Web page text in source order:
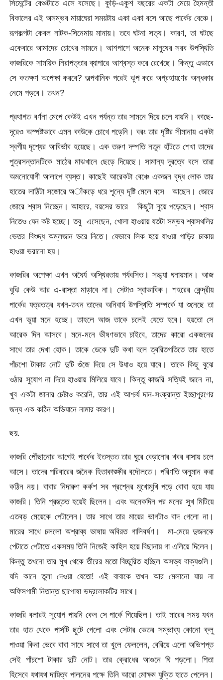
সিমেন্টের বেঞ্চটাতে এসে বসেছে। কুড়ি-একুশ বছরের একটা মেয়ে হৈমন্তী
বিকালের এই অসম্ভব মায়াঘেরা সময়টায় একা একা বসে আছে পার্কের বেঞ্চে।
রূপকল্পটা কেবল নাটক-সিনেমায় মানায়। তবে ঘটনা সত্য। কারণ, তা ঘটছে
একেবারে আমাদের চোখের সামনে। আশপাশে অনেক মানুষের সরব উপস্থিতি
কাজরিকে সাময়িক নিরাপত্তার ব্যাপারে আশ্বস্ত করে রেখেছে। কিন্তু এভাবে
সে কতক্ষণ অপেক্ষা করবে? অল্পখানিক পরেই ঝুপ করে অগ্রহায়ণের অন্ধকার
নেমে পড়বে। তখন?
প্রথাগত বর্ণনা মেপে কেউই এখন পর্যন্ত তার সামনে দিয়ে চলে যায়নি। কাছে-
দূরেও অস্পষ্টভাবে এমন কাউকে চোখে পড়েনি। বরং তার দৃষ্টির সীমানায় একটা
স্বর্গীয় দৃশ্যের আবির্ভাব হয়েছে। এক তরুণ দম্পতি নতুন হাঁটতে শেখা তাদের
পুত্রসন্তানটিকে মাঠের মাঝখানে ছেড়ে দিয়েছে। সামান্য দূরত্বে বসে তারা
অমনোযোগী আলাপে ব্যস্ত। কাছেই আরেকটা বেঞ্চে একজন বৃদ্ধ লোক তার
হাতের লাঠিটা সজোরে অাঁকড়ে ধরে শূন্যে দৃষ্টি মেলে বসে আছেন। জোরে
জোরে শ্বাস নিচ্ছেন। আহারে, বয়সের ভারে কিছুটা নুয়ে পড়েছেন। শ্বাস
নিতেও যেন কষ্ট হচ্ছে। তবু এসেছেন, খোলা হাওয়ায় যতটা সম্ভব শ্বাসথলির
ভেতর বিশুদ্ধ অম্লজান ভরে নিতে। যেভাবে লিক হয়ে যাওয়া গাড়ির চাকায়
হাওয়া ভরানো হয়।
কাজরির অপেক্ষা এখন অধৈর্য অস্থিরতায় পর্যবসিত। সন্ধ্যা ঘনায়মান। আজ
বুঝি কেউ আর এ-রাস্তা মাড়াবে না। সেটাও স্বাভাবিক। শহরের কেন্দ্রীয়
পার্কের যত্রতত্র যখন-তখন তাদের অনিবার্য উপস্থিতি সম্পর্কে যা শুনেছে তা
এখন ভুয়া মনে হচ্ছে। তাহলে আজ তাকে চলেই যেতে হবে। হয়তো সে
আরেক দিন আসবে। মনে-মনে ভীষণভাবে চাইবে, তাদের কারো একজনের
সাথে তার দেখা হোক। তাকে ডেকে দুটি কথা বলে ত্বরিতগতিতে তার হাতে
পাঁচশো টাকার নোট দুটি গুঁজে দিয়ে সে উধাও হয়ে যাবে। তাকে কিছু বুঝে
ওঠার সুযোগ না দিয়ে হাওয়ায় মিলিয়ে যাবে। কিন্তু কাজরি সত্যিই জানে না,
খুব একটা জানার চেষ্টাও করেনি, তার এই আশ্চর্য দান-সংক্রান্ত ইচ্ছাপূরণের
জন্য এক কঠিন অভিযানে নামার কারণ।
ছয়.
কাজরি পৌঁছানোর আগেই পার্কের ইতস্তত তার ঘুরে বেড়ানোর খবর বাসায় চলে
আসে। তাদের পরিবারের জনৈক হিতাকাঙ্ক্ষীর বদৌলতে। পরিণতি অনুমান করা
কঠিন নয়। বাবার নিদারুণ কর্কশ সব প্রশ্নের মুখোমুখি পড়ে বোবা হয়ে যায়
কাজরি। তিনি প্রস্ত্তত হয়েই ছিলেন। এবং অনেকদিন পর মনের সুখ মিটিয়ে
এতবড় মেয়েকে পেটালেন। তার সাথে তার মায়ের ভাগটাও বাদ গেলো না।
মারের সাথে চললো অশ্রাব্য ভাষায় অবিরত গালিবর্ষণ। মা-মেয়ে দুজনকে
পেটাতে পেটাতে একসময় তিনি নিজেই কাহিল হয়ে বিছানায় গা এলিয়ে দিলেন।
কিন্তু তখনো তার মুখ থেকে তীরের মতো বিচ্ছুরিত হচ্ছিল অসভ্য বাক্যগুলি।
যদি কানে তুলা দেওয়া যেতো! এই বাবাকে তখন আর মেলানো যায় না
অফিসগামী নিতান্ত ছাপোষা ভদ্রলোকটির সাথে।
কাজরি বলারই সুযোগ পায়নি কেন সে পার্কে গিয়েছিল। তাই মারের সময় যখন
তার হাত থেকে পার্সটি ছুটে গেলো এবং সেটার ভেতর সম্ভাব্য কোনো ক্লু
পাওয়া কিনা ভেবে বাবা সাথে সাথে তা খুলে ফেললেন, বেরিয়ে এলো অভিশপ্ত
সেই পাঁচশো টাকার দুটি নোট। তার ক্রোধের আগুনে ঘি পড়লো। পিতা
হিসেবে যথাযথ দায়িত্ব পালনের পক্ষে তিনি আরো মোক্ষম যুক্তি হাতে পেলেন।